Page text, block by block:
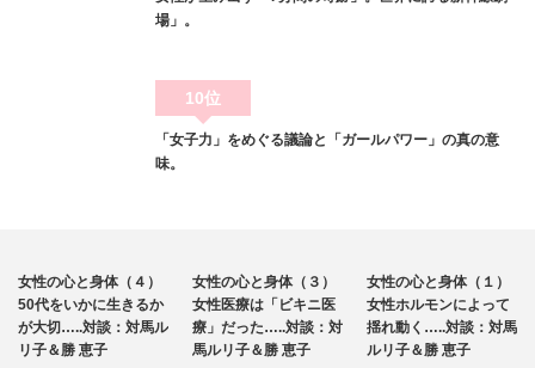
場」。
10位
「女子力」をめぐる議論と「ガールパワー」の真の意
味。
ライフ
女性の心と身体（４）
50代をいかに生きるか
が大切…..対談：対馬ル
リ子＆勝 恵子
ライフ
女性の心と身体（３）
女性医療は「ビキニ医
療」だった…..対談：対
馬ルリ子＆勝 恵子
ライフ
女性の心と身体（１）
女性ホルモンによって
揺れ動く…..対談：対馬
ルリ子＆勝 恵子